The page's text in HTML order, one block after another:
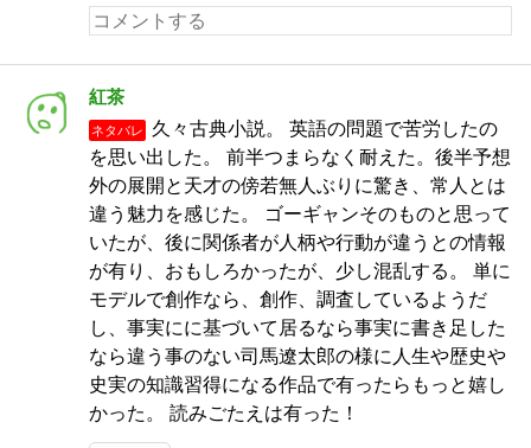
紅茶
ネタバレ
久々古典小説。 英語の問題で苦労したの
を思い出した。 前半つまらなく耐えた。後半予想
外の展開と天才の傍若無人ぶりに驚き、常人とは
違う魅力を感じた。 ゴーギャンそのものと思って
いたが、後に関係者が人柄や行動が違うとの情報
が有り、おもしろかったが、少し混乱する。 単に
モデルで創作なら、創作、調査しているようだ
し、事実にに基づいて居るなら事実に書き足した
なら違う事のない司馬遼太郎の様に人生や歴史や
史実の知識習得になる作品で有ったらもっと嬉し
かった。 読みごたえは有った！